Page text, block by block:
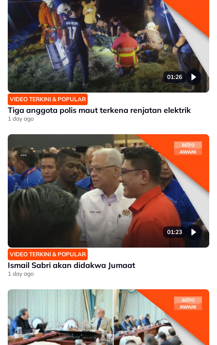
01:26
VIDEO TERKINI & POPULAR
Tiga anggota polis maut terkena renjatan elektrik
1 day ago
01:23
VIDEO TERKINI & POPULAR
Ismail Sabri akan didakwa Jumaat
1 day ago